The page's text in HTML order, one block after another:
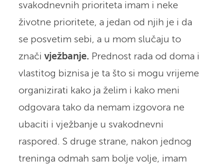
svakodnevnih prioriteta imam i neke
životne prioritete, a jedan od njih je i da
se posvetim sebi, a u mom slučaju to
znači vježbanje. Prednost rada od doma i
vlastitog biznisa je ta što si mogu vrijeme
organizirati kako ja želim i kako meni
odgovara tako da nemam izgovora ne
ubaciti i vježbanje u svakodnevni
raspored. S druge strane, nakon jednog
treninga odmah sam bolje volje, imam